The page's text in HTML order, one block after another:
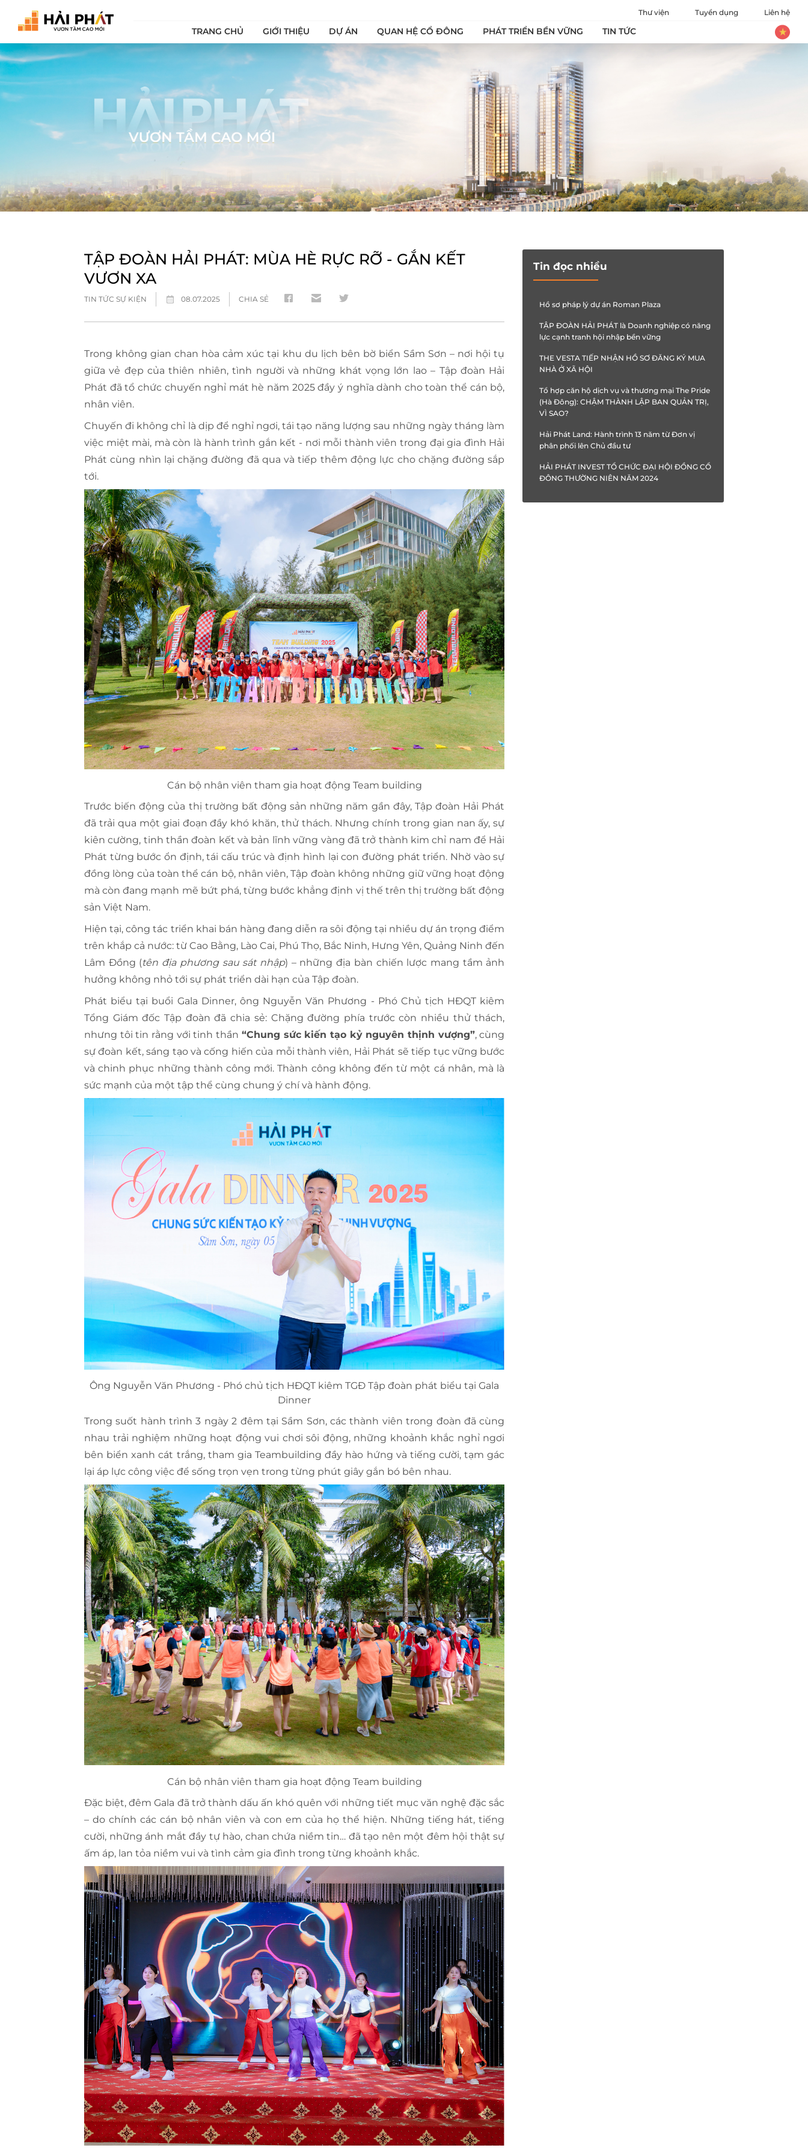
Thư viện Tuyển dụng Liên hệ
TRANG CHỦ GIỚI THIỆU DỰ ÁN QUAN HỆ CỔ ĐÔNG PHÁT TRIỂN BỀN VỮNG TIN TỨC
TẬP ĐOÀN HẢI PHÁT: MÙA HÈ RỰC RỠ - GẮN KẾT
VƯƠN XA
TIN TỨC SỰ KIỆN 08.07.2025 CHIA SẺ
Trong không gian chan hòa cảm xúc tại khu du lịch bên bờ biển Sầm Sơn – nơi hội tụ
giữa vẻ đẹp của thiên nhiên, tình người và những khát vọng lớn lao – Tập đoàn Hải
Phát đã tổ chức chuyến nghỉ mát hè năm 2025 đầy ý nghĩa dành cho toàn thể cán bộ,
nhân viên.
Chuyến đi không chỉ là dịp để nghỉ ngơi, tái tạo năng lượng sau những ngày tháng làm
việc miệt mài, mà còn là hành trình gắn kết - nơi mỗi thành viên trong đại gia đình Hải
Phát cùng nhìn lại chặng đường đã qua và tiếp thêm động lực cho chặng đường sắp
tới.
Cán bộ nhân viên tham gia hoạt động Team building
Trước biến động của thị trường bất động sản những năm gần đây, Tập đoàn Hải Phát
đã trải qua một giai đoạn đầy khó khăn, thử thách. Nhưng chính trong gian nan ấy, sự
kiên cường, tinh thần đoàn kết và bản lĩnh vững vàng đã trở thành kim chỉ nam để Hải
Phát từng bước ổn định, tái cấu trúc và định hình lại con đường phát triển. Nhờ vào sự
đồng lòng của toàn thể cán bộ, nhân viên, Tập đoàn không những giữ vững hoạt động
mà còn đang mạnh mẽ bứt phá, từng bước khẳng định vị thế trên thị trường bất động
sản Việt Nam.
Hiện tại, công tác triển khai bán hàng đang diễn ra sôi động tại nhiều dự án trọng điểm
trên khắp cả nước: từ Cao Bằng, Lào Cai, Phú Thọ, Bắc Ninh, Hưng Yên, Quảng Ninh đến
Lâm Đồng (tên địa phương sau sát nhập) – những địa bàn chiến lược mang tầm ảnh
hưởng không nhỏ tới sự phát triển dài hạn của Tập đoàn.
Phát biểu tại buổi Gala Dinner, ông Nguyễn Văn Phương - Phó Chủ tịch HĐQT kiêm
Tổng Giám đốc Tập đoàn đã chia sẻ: Chặng đường phía trước còn nhiều thử thách,
nhưng tôi tin rằng với tinh thần “Chung sức kiến tạo kỷ nguyên thịnh vượng”, cùng
sự đoàn kết, sáng tạo và cống hiến của mỗi thành viên, Hải Phát sẽ tiếp tục vững bước
và chinh phục những thành công mới. Thành công không đến từ một cá nhân, mà là
sức mạnh của một tập thể cùng chung ý chí và hành động.
Ông Nguyễn Văn Phương - Phó chủ tịch HĐQT kiêm TGĐ Tập đoàn phát biểu tại Gala
Dinner
Trong suốt hành trình 3 ngày 2 đêm tại Sầm Sơn, các thành viên trong đoàn đã cùng
nhau trải nghiệm những hoạt động vui chơi sôi động, những khoảnh khắc nghỉ ngơi
bên biển xanh cát trắng, tham gia Teambuilding đầy hào hứng và tiếng cười, tạm gác
lại áp lực công việc để sống trọn vẹn trong từng phút giây gắn bó bên nhau.
Cán bộ nhân viên tham gia hoạt động Team building
Đặc biệt, đêm Gala đã trở thành dấu ấn khó quên với những tiết mục văn nghệ đặc sắc
– do chính các cán bộ nhân viên và con em của họ thể hiện. Những tiếng hát, tiếng
cười, những ánh mắt đầy tự hào, chan chứa niềm tin… đã tạo nên một đêm hội thật sự
ấm áp, lan tỏa niềm vui và tình cảm gia đình trong từng khoảnh khắc.
Tin đọc nhiều
Hồ sơ pháp lý dự án Roman Plaza
TẬP ĐOÀN HẢI PHÁT là Doanh nghiệp có năng
lực cạnh tranh hội nhập bền vững
THE VESTA TIẾP NHẬN HỒ SƠ ĐĂNG KÝ MUA
NHÀ Ở XÃ HỘI
Tổ hợp căn hộ dịch vụ và thương mại The Pride
(Hà Đông): CHẬM THÀNH LẬP BAN QUẢN TRỊ,
VÌ SAO?
Hải Phát Land: Hành trình 13 năm từ Đơn vị
phân phối lên Chủ đầu tư
HẢI PHÁT INVEST TỔ CHỨC ĐẠI HỘI ĐỒNG CỔ
ĐÔNG THƯỜNG NIÊN NĂM 2024